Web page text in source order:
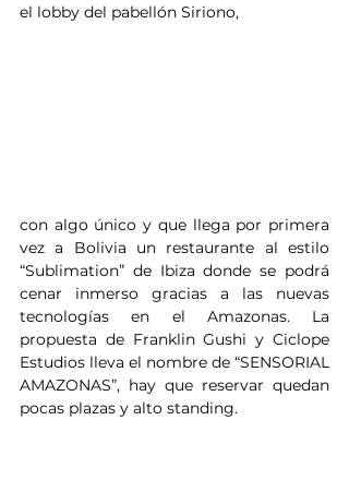
el lobby del pabellón Siriono,
con algo único y que llega por primera
vez a Bolivia un restaurante al estilo
“Sublimation” de Ibiza donde se podrá
cenar inmerso gracias a las nuevas
tecnologías en el Amazonas. La
propuesta de Franklin Gushi y Ciclope
Estudios lleva el nombre de “SENSORIAL
AMAZONAS”, hay que reservar quedan
pocas plazas y alto standing.